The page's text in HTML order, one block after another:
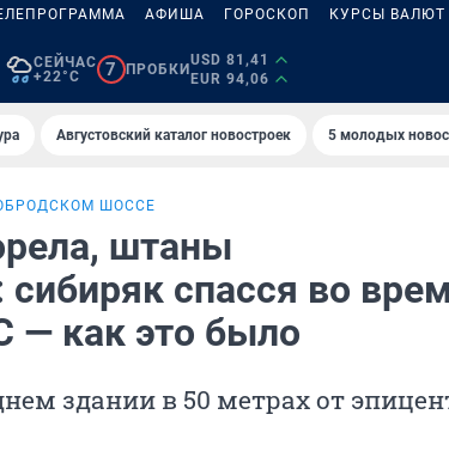
АФИША ГОРОСКОП КУРСЫ ВАЛЮТ
СЕЙЧАС
+22°C
7 ПРОБКИ
USD 81,41
EUR 94,06
Августовский каталог новостроек 5 молодых
ШОССЕ
штаны
сибиряк спасся во
— как это было
здании в 50 метрах от